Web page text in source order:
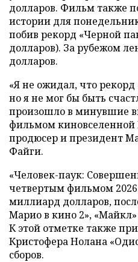
долларов. Фильм также
истории для
побив рекорд «Черной
долларов). За рубежом
долларов.
«Я не ожидал, что
но я не мог бы быть
произошло в минувшие
фильмом киновселенной
продюсер и президент
Файги.
«Человек-паук:
четвертым фильмом
миллиард долларов,
Марио в кино 2»,
К этой отметке также
Кристофера Нолана
сборов.